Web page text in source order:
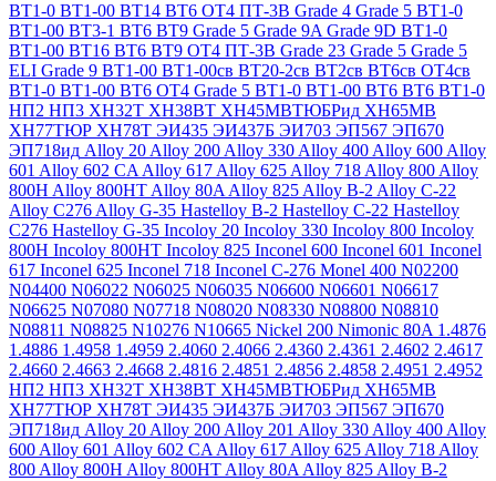
ВТ1-0 ВТ1-00 ВТ14 ВТ6 ОТ4 ПТ-3В Grade 4 Grade 5 ВТ1-0
ВТ1-00 ВТ3-1 ВТ6 ВТ9 Grade 5 Grade 9A Grade 9D ВТ1-0
ВТ1-00 ВТ16 ВТ6 ВТ9 ОТ4 ПТ-3В Grade 23 Grade 5 Grade 5
ELI Grade 9 ВТ1-00 ВТ1-00св ВТ20-2св ВТ2св ВТ6св ОТ4св
ВТ1-0 ВТ1-00 ВТ6 ОТ4 Grade 5 ВТ1-0 ВТ1-00 ВТ6 ВТ6 ВТ1-0
НП2 НП3 ХН32Т ХН38ВТ ХН45МВТЮБРид ХН65МВ
ХН77ТЮР ХН78Т ЭИ435 ЭИ437Б ЭИ703 ЭП567 ЭП670
ЭП718ид Alloy 20 Alloy 200 Alloy 330 Alloy 400 Alloy 600 Alloy
601 Alloy 602 CA Alloy 617 Alloy 625 Alloy 718 Alloy 800 Alloy
800H Alloy 800HT Alloy 80A Alloy 825 Alloy B-2 Alloy C-22
Alloy C276 Alloy G-35 Hastelloy B-2 Hastelloy C-22 Hastelloy
C276 Hastelloy G-35 Incoloy 20 Incoloy 330 Incoloy 800 Incoloy
800H Incoloy 800HT Incoloy 825 Inconel 600 Inconel 601 Inconel
617 Inconel 625 Inconel 718 Inconel C-276 Monel 400 N02200
N04400 N06022 N06025 N06035 N06600 N06601 N06617
N06625 N07080 N07718 N08020 N08330 N08800 N08810
N08811 N08825 N10276 N10665 Nickel 200 Nimonic 80A 1.4876
1.4886 1.4958 1.4959 2.4060 2.4066 2.4360 2.4361 2.4602 2.4617
2.4660 2.4663 2.4668 2.4816 2.4851 2.4856 2.4858 2.4951 2.4952
НП2 НП3 ХН32Т ХН38ВТ ХН45МВТЮБРид ХН65МВ
ХН77ТЮР ХН78Т ЭИ435 ЭИ437Б ЭИ703 ЭП567 ЭП670
ЭП718ид Alloy 20 Alloy 200 Alloy 201 Alloy 330 Alloy 400 Alloy
600 Alloy 601 Alloy 602 CA Alloy 617 Alloy 625 Alloy 718 Alloy
800 Alloy 800H Alloy 800HT Alloy 80A Alloy 825 Alloy B-2